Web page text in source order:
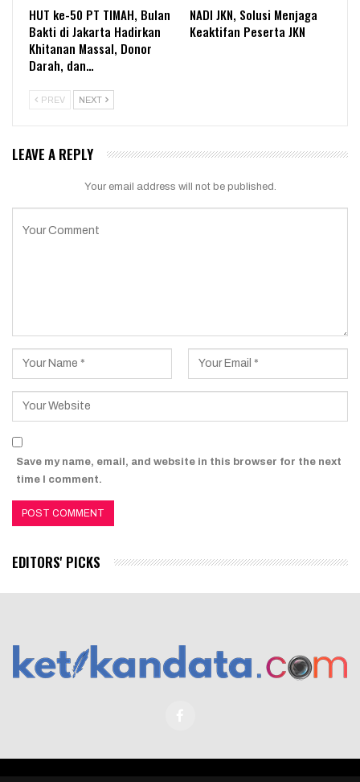
HUT ke-50 PT TIMAH, Bulan
Bakti di Jakarta Hadirkan
Khitanan Massal, Donor
Darah, dan…
NADI JKN, Solusi Menjaga
Keaktifan Peserta JKN
PREV NEXT
LEAVE A REPLY
Your email address will not be published.
Save my name, email, and website in this browser for the next
time I comment.
EDITORS' PICKS